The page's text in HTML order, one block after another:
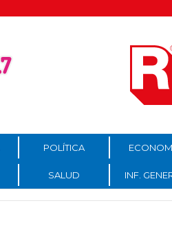
POLÍTICA
SALUD INF.